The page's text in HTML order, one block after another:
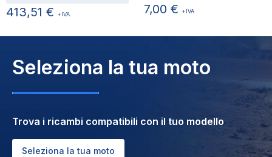
413,51 € +IVA 7,00 € +IVA
Seleziona la tua moto
Trova i ricambi compatibili con il tuo modello
Seleziona la tua moto